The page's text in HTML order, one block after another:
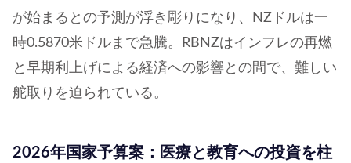
が始まるとの予測が浮き彫りになり、NZドルは一
時0.5870米ドルまで急騰。RBNZはインフレの再燃
と早期利上げによる経済への影響との間で、難しい
舵取りを迫られている。
2026年国家予算案：医療と教育への投資を柱